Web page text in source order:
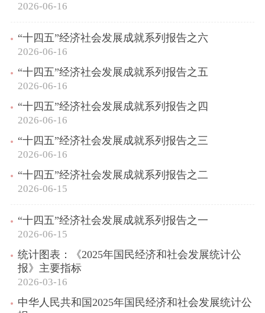
2026-06-16
“十四五”经济社会发展成就系列报告之六
2026-06-16
“十四五”经济社会发展成就系列报告之五
2026-06-16
“十四五”经济社会发展成就系列报告之四
2026-06-16
“十四五”经济社会发展成就系列报告之三
2026-06-16
“十四五”经济社会发展成就系列报告之二
2026-06-15
“十四五”经济社会发展成就系列报告之一
2026-06-15
统计图表：《2025年国民经济和社会发展统计公
报》主要指标
2026-03-16
中华人民共和国2025年国民经济和社会发展统计公